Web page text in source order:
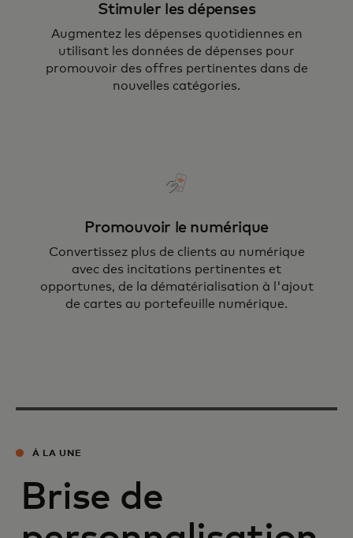
Stimuler les dépenses
Augmentez les dépenses quotidiennes en
utilisant les données de dépenses pour
promouvoir des offres pertinentes dans de
nouvelles catégories.
Promouvoir le numérique
Convertissez plus de clients au numérique
avec des incitations pertinentes et
opportunes, de la dématérialisation à l'ajout
de cartes au portefeuille numérique.
À LA UNE
Brise de